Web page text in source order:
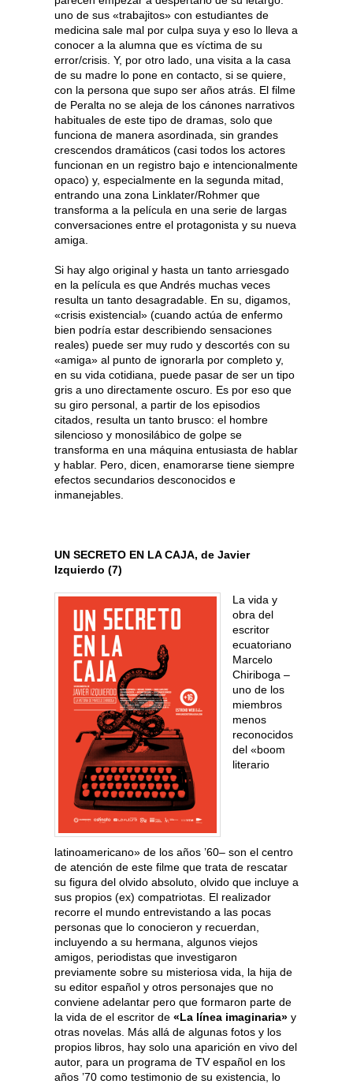
uno de sus «trabajitos» con estudiantes de
medicina sale mal por culpa suya y eso lo lleva a
conocer a la alumna que es víctima de su
error/crisis. Y, por otro lado, una visita a la casa
de su madre lo pone en contacto, si se quiere,
con la persona que supo ser años atrás. El filme
de Peralta no se aleja de los cánones narrativos
habituales de este tipo de dramas, solo que
funciona de manera asordinada, sin grandes
crescendos dramáticos (casi todos los actores
funcionan en un registro bajo e intencionalmente
opaco) y, especialmente en la segunda mitad,
entrando una zona Linklater/Rohmer que
transforma a la película en una serie de largas
conversaciones entre el protagonista y su nueva
amiga.
Si hay algo original y hasta un tanto arriesgado
en la película es que Andrés muchas veces
resulta un tanto desagradable. En su, digamos,
«crisis existencial» (cuando actúa de enfermo
bien podría estar describiendo sensaciones
reales) puede ser muy rudo y descortés con su
«amiga» al punto de ignorarla por completo y,
en su vida cotidiana, puede pasar de ser un tipo
gris a uno directamente oscuro. Es por eso que
su giro personal, a partir de los episodios
citados, resulta un tanto brusco: el hombre
silencioso y monosilábico de golpe se
transforma en una máquina entusiasta de hablar
y hablar. Pero, dicen, enamorarse tiene siempre
efectos secundarios desconocidos e
inmanejables.
UN SECRETO EN LA CAJA, de Javier
Izquierdo (7)
La vida y
obra del
escritor
ecuatoriano
Marcelo
Chiriboga –
uno de los
miembros
menos
reconocidos
del «boom
literario
latinoamericano» de los años ’60– son el centro
de atención de este filme que trata de rescatar
su figura del olvido absoluto, olvido que incluye a
sus propios (ex) compatriotas. El realizador
recorre el mundo entrevistando a las pocas
personas que lo conocieron y recuerdan,
incluyendo a su hermana, algunos viejos
amigos, periodistas que investigaron
previamente sobre su misteriosa vida, la hija de
su editor español y otros personajes que no
conviene adelantar pero que formaron parte de
la vida de el escritor de «La línea imaginaria» y
otras novelas. Más allá de algunas fotos y los
propios libros, hay solo una aparición en vivo del
autor, para un programa de TV español en los
años ’70 como testimonio de su existencia, lo